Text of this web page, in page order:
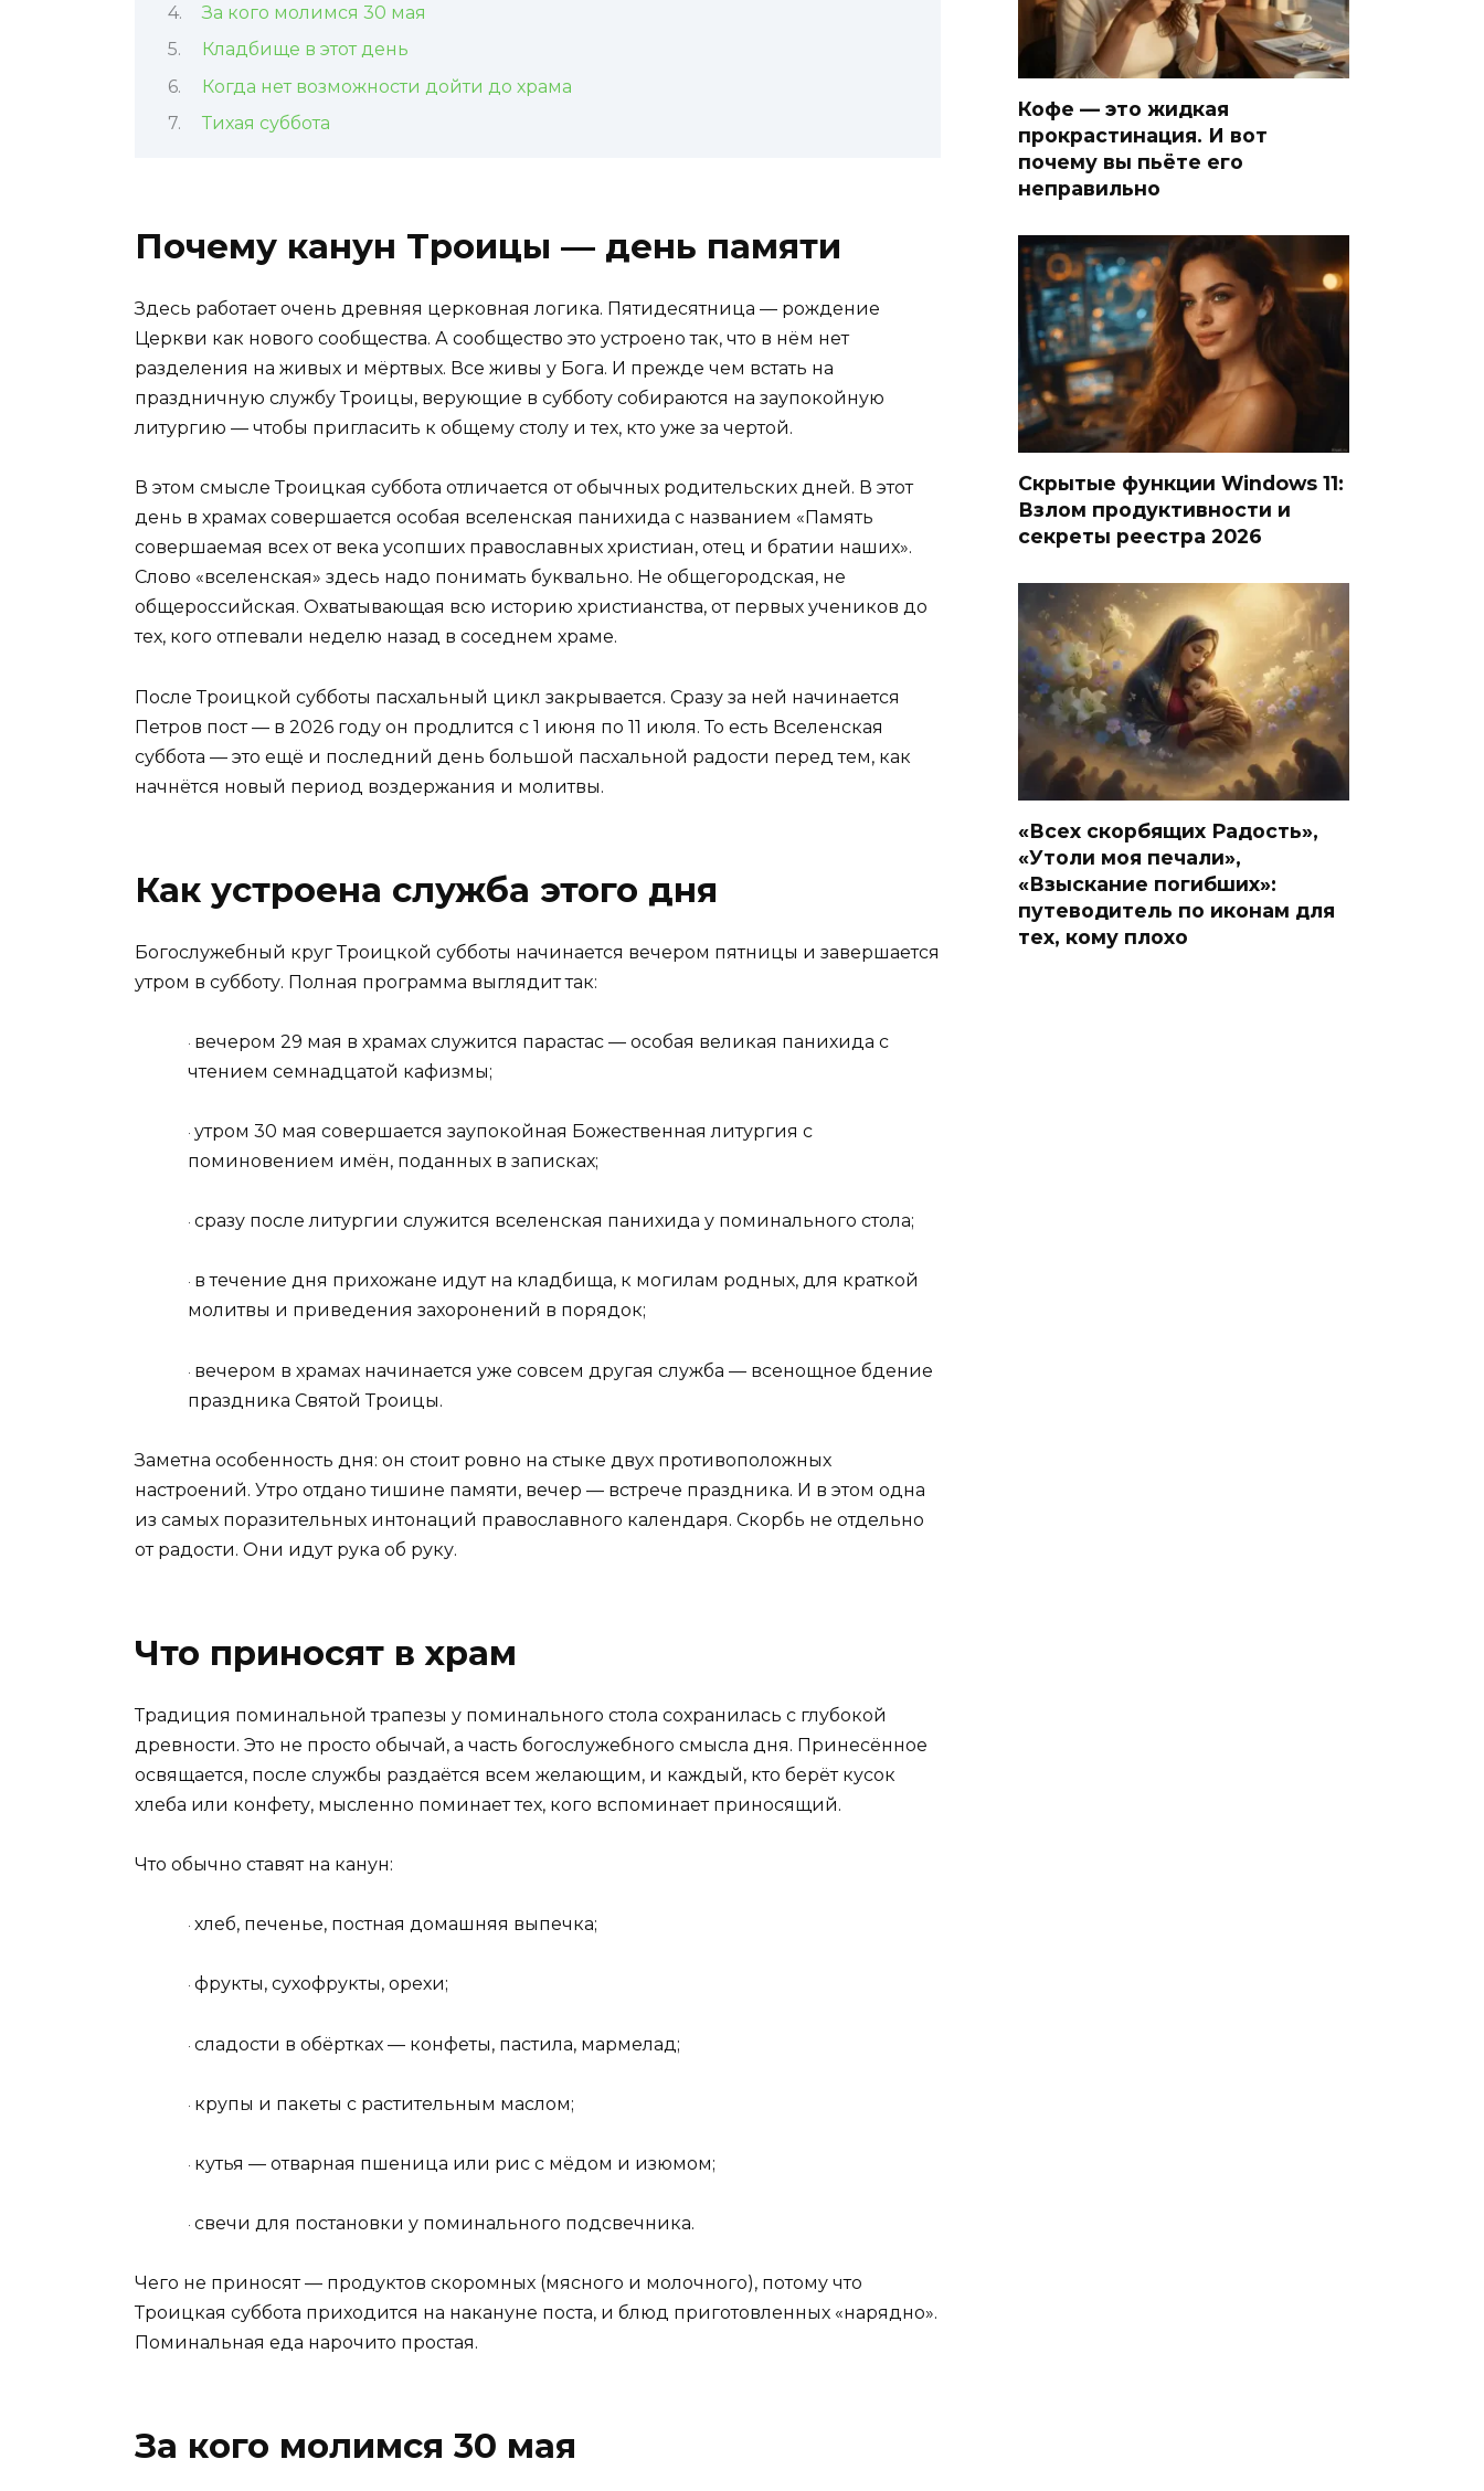
За кого молимся 30 мая
Кладбище в этот день
Когда нет возможности дойти до храма
Тихая суббота
Почему канун Троицы — день памяти
Здесь работает очень древняя церковная логика. Пятидесятница — рождение
Церкви как нового сообщества. А сообщество это устроено так, что в нём нет
разделения на живых и мёртвых. Все живы у Бога. И прежде чем встать на
праздничную службу Троицы, верующие в субботу собираются на заупокойную
литургию — чтобы пригласить к общему столу и тех, кто уже за чертой.
В этом смысле Троицкая суббота отличается от обычных родительских дней. В этот
день в храмах совершается особая вселенская панихида с названием «Память
совершаемая всех от века усопших православных христиан, отец и братии наших».
Слово «вселенская» здесь надо понимать буквально. Не общегородская, не
общероссийская. Охватывающая всю историю христианства, от первых учеников до
тех, кого отпевали неделю назад в соседнем храме.
После Троицкой субботы пасхальный цикл закрывается. Сразу за ней начинается
Петров пост — в 2026 году он продлится с 1 июня по 11 июля. То есть Вселенская
суббота — это ещё и последний день большой пасхальной радости перед тем, как
начнётся новый период воздержания и молитвы.
Как устроена служба этого дня
Богослужебный круг Троицкой субботы начинается вечером пятницы и завершается
утром в субботу. Полная программа выглядит так:
· вечером 29 мая в храмах служится парастас — особая великая панихида с
чтением семнадцатой кафизмы;
· утром 30 мая совершается заупокойная Божественная литургия с
поминовением имён, поданных в записках;
· сразу после литургии служится вселенская панихида у поминального стола;
· в течение дня прихожане идут на кладбища, к могилам родных, для краткой
молитвы и приведения захоронений в порядок;
· вечером в храмах начинается уже совсем другая служба — всенощное бдение
праздника Святой Троицы.
Заметна особенность дня: он стоит ровно на стыке двух противоположных
настроений. Утро отдано тишине памяти, вечер — встрече праздника. И в этом одна
из самых поразительных интонаций православного календаря. Скорбь не отдельно
от радости. Они идут рука об руку.
Что приносят в храм
Традиция поминальной трапезы у поминального стола сохранилась с глубокой
древности. Это не просто обычай, а часть богослужебного смысла дня. Принесённое
освящается, после службы раздаётся всем желающим, и каждый, кто берёт кусок
хлеба или конфету, мысленно поминает тех, кого вспоминает приносящий.
Что обычно ставят на канун:
· хлеб, печенье, постная домашняя выпечка;
· фрукты, сухофрукты, орехи;
· сладости в обёртках — конфеты, пастила, мармелад;
· крупы и пакеты с растительным маслом;
· кутья — отварная пшеница или рис с мёдом и изюмом;
· свечи для постановки у поминального подсвечника.
Чего не приносят — продуктов скоромных (мясного и молочного), потому что
Троицкая суббота приходится на накануне поста, и блюд приготовленных «нарядно».
Поминальная еда нарочито простая.
За кого молимся 30 мая
Кофе — это жидкая
прокрастинация. И вот
почему вы пьёте его
неправильно
Скрытые функции Windows 11:
Взлом продуктивности и
секреты реестра 2026
«Всех скорбящих Радость»,
«Утоли моя печали»,
«Взыскание погибших»:
путеводитель по иконам для
тех, кому плохо